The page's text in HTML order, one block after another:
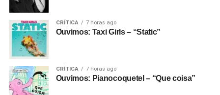
CRÍTICA 7 horas ago
Ouvimos: Taxi Girls – “Static”
CRÍTICA 7 horas ago
Ouvimos: Pianocoquetel – “Que coisa”